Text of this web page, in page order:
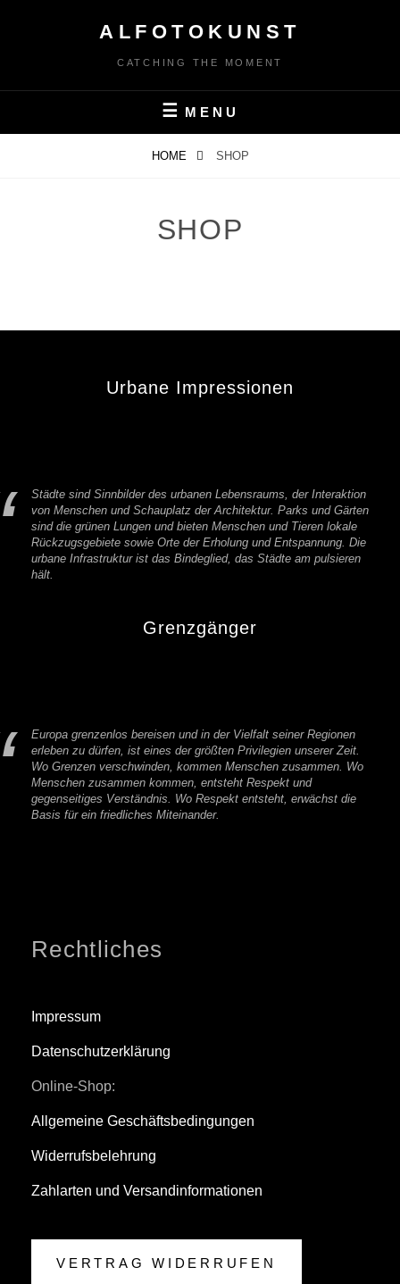
ALFOTOKUNST
CATCHING THE MOMENT
MENU
HOME SHOP
SHOP
Urbane Impressionen
Städte sind Sinnbilder des urbanen Lebensraums, der Interaktion
von Menschen und Schauplatz der Architektur. Parks und Gärten
sind die grünen Lungen und bieten Menschen und Tieren lokale
Rückzugsgebiete sowie Orte der Erholung und Entspannung. Die
urbane Infrastruktur ist das Bindeglied, das Städte am pulsieren
hält.
Grenzgänger
Europa grenzenlos bereisen und in der Vielfalt seiner Regionen
erleben zu dürfen, ist eines der größten Privilegien unserer Zeit.
Wo Grenzen verschwinden, kommen Menschen zusammen. Wo
Menschen zusammen kommen, entsteht Respekt und
gegenseitiges Verständnis. Wo Respekt entsteht, erwächst die
Basis für ein friedliches Miteinander.
Rechtliches
Impressum
Datenschutzerklärung
Online-Shop:
Allgemeine Geschäftsbedingungen
Widerrufsbelehrung
Zahlarten und Versandinformationen
VERTRAG WIDERRUFEN